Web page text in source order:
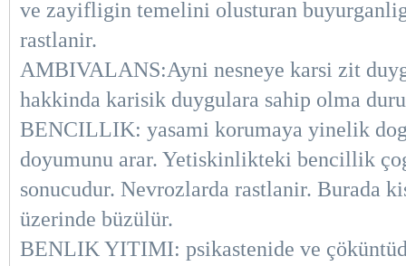
ve zayifligin temelini olusturan
rastlanir.
AMBIVALANS:Ayni nesneye karsi zit
hakkinda karisik duygulara sahip olma
BENCILLIK: yasami korumaya yinelik
doyumunu arar. Yetiskinlikteki bencillik
sonucudur. Nevrozlarda rastlanir. Burada
üzerinde büzülür.
BENLIK YITIMI: psikastenide ve